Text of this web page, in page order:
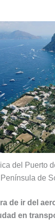
del Puerto
de
de ir del
en